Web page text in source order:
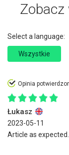
Zobacz
Select a language:
Wszystkie
Opinia
Łukasz
2023-05-11
Article as expected.